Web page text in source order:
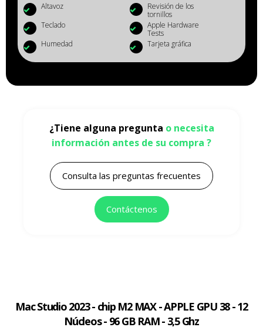
Altavoz
Revisión de los
tornillos
Teclado
Apple Hardware
Tests
Humedad
Tarjeta gráfica
¿Tiene alguna pregunta o necesita
información antes de su compra ?
Consulta las preguntas frecuentes
Contáctenos
Mac Studio 2023 - chip M2 MAX - APPLE GPU 38 - 12
Núcleos - 96 GB RAM - 3,5 Ghz